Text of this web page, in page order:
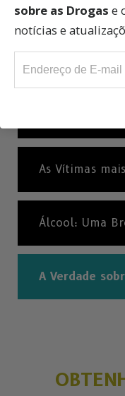
do Álcool?
Efeitos a
As Vítimas
Álcool: Uma
A Verdade
sobre as Drogas e
notícias e